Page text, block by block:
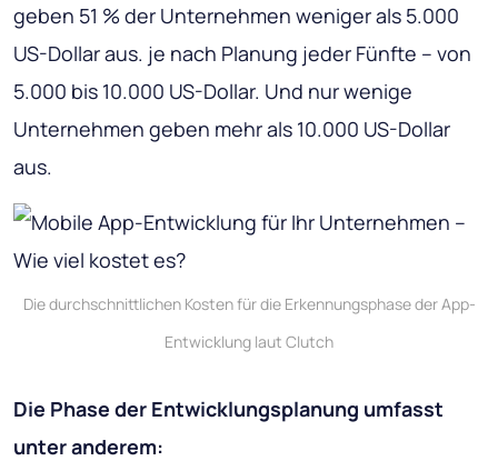
geben 51 % der Unternehmen weniger als 5.000
US-Dollar aus. je nach Planung jeder Fünfte – von
5.000 bis 10.000 US-Dollar. Und nur wenige
Unternehmen geben mehr als 10.000 US-Dollar
aus.
Die durchschnittlichen Kosten für die Erkennungsphase der App-
Entwicklung laut Clutch
Die Phase der Entwicklungsplanung umfasst
unter anderem: